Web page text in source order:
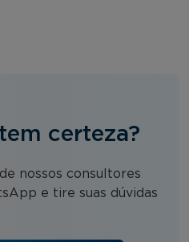
certeza?
nossos consultores
e tire suas dúvidas